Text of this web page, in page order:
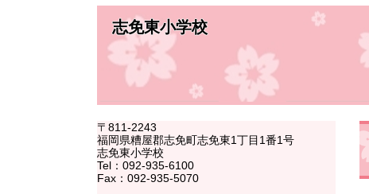
志免東小学校
〒811-2243
福岡県糟屋郡志免町志免東1丁目1番1号
志免東小学校
Tel：092-935-6100
Fax：092-935-5070